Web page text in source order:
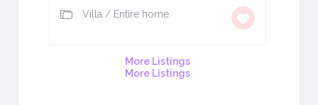
Villa / Entire home
More Listings
More Listings